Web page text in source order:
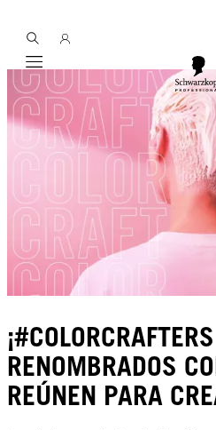
Mobile navigation
RENOMBRADOS
REÚNEN PARA